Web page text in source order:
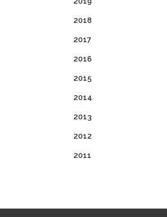
2018
2017
2016
2015
2014
2013
2012
2011